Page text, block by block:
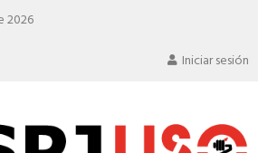
2026
Iniciar sesión